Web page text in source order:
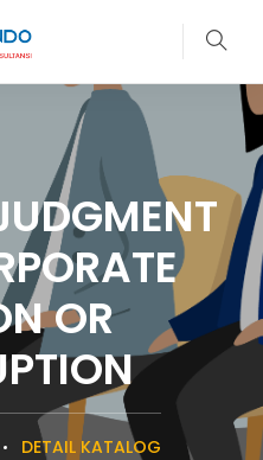
OR
DETAIL KATALOG